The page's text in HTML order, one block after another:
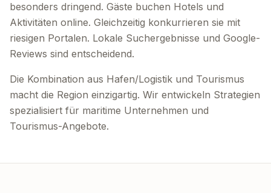
besonders dringend. Gäste buchen Hotels und
Aktivitäten online. Gleichzeitig konkurrieren sie mit
riesigen Portalen. Lokale Suchergebnisse und Google-
Reviews sind entscheidend.
Die Kombination aus Hafen/Logistik und Tourismus
macht die Region einzigartig. Wir entwickeln Strategien
spezialisiert für maritime Unternehmen und
Tourismus-Angebote.